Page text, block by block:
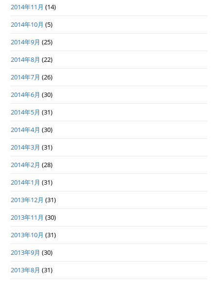
2014年11月 (14)
2014年10月 (5)
2014年9月 (25)
2014年8月 (22)
2014年7月 (26)
2014年6月 (30)
2014年5月 (31)
2014年4月 (30)
2014年3月 (31)
2014年2月 (28)
2014年1月 (31)
2013年12月 (31)
2013年11月 (30)
2013年10月 (31)
2013年9月 (30)
2013年8月 (31)